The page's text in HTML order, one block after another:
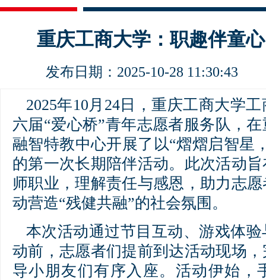
重庆工商大学：职趣伴童
发布日期：2025-10-28 11:30:43
2025年10月24日，重庆工商大学
六届“爱心桥”青年志愿者服务队，
融智特教中心开展了以“熠熠启智星
的第一次长期陪伴活动。此次活动
师职业，理解责任与感恩，助力志
动营造“残健共融”的社会氛围。
本次活动通过节目互动、游戏体
动前，志愿者们提前到达活动现场
导小朋友们有序入座。活动伊始，